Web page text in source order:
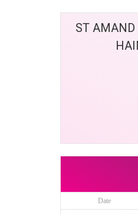
ST AMAND
Date